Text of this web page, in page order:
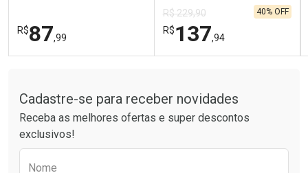
R$87,99
Laboratório
Por Menos
R$ 229,90
R$137,94
40% OFF
Laboratório
Por Menos
Cadastre-se para receber novidades
Receba as melhores ofertas e super descontos
exclusivos!
Nome